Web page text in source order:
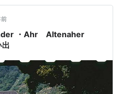
う。 色は若干のG味よりイエ
やかさの中にも甘味が残存す
・Ahr Altenaher